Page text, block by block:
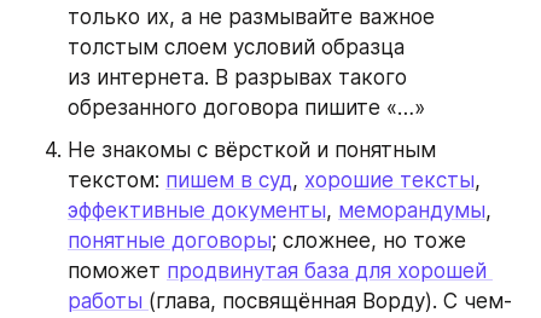
только их, а не размывайте важное
толстым слоем условий образца
из интернета. В разрывах такого
обрезанного договора пишите «…»
Не знакомы с вёрсткой и понятным
текстом: пишем в суд, хорошие тексты
эффективные документы, меморандумы
понятные договоры; сложнее, но тоже
поможет продвинутая база для хорошей
работы (глава, посвящённая Ворду). С чем-